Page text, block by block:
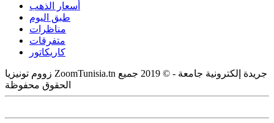
أسعار الذهب
طبق اليوم
مناظرات
متفرقات
كاريكاتور
زووم تونيزيا ZoomTunisia.tn جريدة إلكترونية جامعة - © 2019 جميع
الحقوق محفوظة